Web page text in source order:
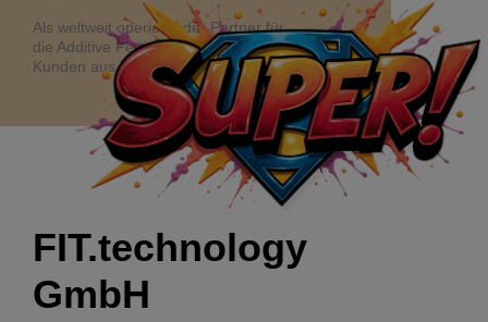
Als weltweit operierender Partner für
die Additive Fertigung beliefern wir
Kunden aus allen Teilen der Welt.
FIT.technology
GmbH